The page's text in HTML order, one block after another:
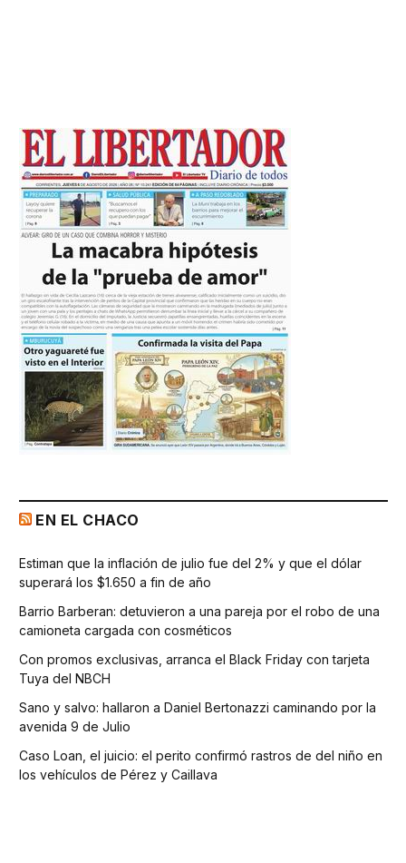
EN EL CHACO
Estiman que la inflación de julio fue del 2% y que el dólar
superará los $1.650 a fin de año
Barrio Barberan: detuvieron a una pareja por el robo de una
camioneta cargada con cosméticos
Con promos exclusivas, arranca el Black Friday con tarjeta
Tuya del NBCH
Sano y salvo: hallaron a Daniel Bertonazzi caminando por la
avenida 9 de Julio
Caso Loan, el juicio: el perito confirmó rastros de del niño en
los vehículos de Pérez y Caillava